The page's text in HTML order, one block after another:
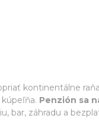
kontinentálne
Penzión sa
bar, záhradu a